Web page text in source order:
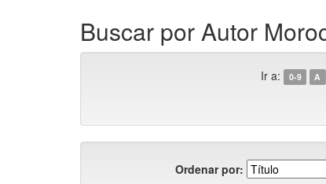
Buscar por Autor
Ir a: 0-9 A
Ordenar por: